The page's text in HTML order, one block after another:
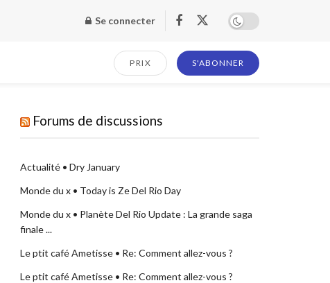
Se connecter
PRIX S'ABONNER
Forums de discussions
Actualité • Dry January
Monde du x • Today is Ze Del Rio Day
Monde du x • Planète Del Rio Update : La grande saga
finale ...
Le ptit café Ametisse • Re: Comment allez-vous ?
Le ptit café Ametisse • Re: Comment allez-vous ?